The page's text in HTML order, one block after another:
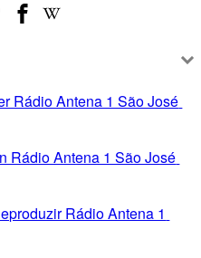
Rádio Antena 1 São José
Rádio Antena 1 São José
Rádio Antena 1